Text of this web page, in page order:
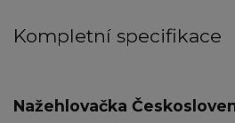
Kompletní specifikace
Nažehlovačka